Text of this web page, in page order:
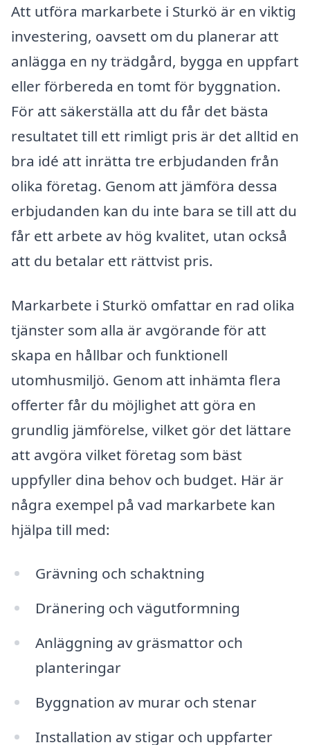
Att utföra markarbete i Sturkö är en viktig
investering, oavsett om du planerar att
anlägga en ny trädgård, bygga en uppfart
eller förbereda en tomt för byggnation.
För att säkerställa att du får det bästa
resultatet till ett rimligt pris är det alltid en
bra idé att inrätta tre erbjudanden från
olika företag. Genom att jämföra dessa
erbjudanden kan du inte bara se till att du
får ett arbete av hög kvalitet, utan också
att du betalar ett rättvist pris.
Markarbete i Sturkö omfattar en rad olika
tjänster som alla är avgörande för att
skapa en hållbar och funktionell
utomhusmiljö. Genom att inhämta flera
offerter får du möjlighet att göra en
grundlig jämförelse, vilket gör det lättare
att avgöra vilket företag som bäst
uppfyller dina behov och budget. Här är
några exempel på vad markarbete kan
hjälpa till med:
Grävning och schaktning
Dränering och vägutformning
Anläggning av gräsmattor och
planteringar
Byggnation av murar och stenar
Installation av stigar och uppfarter